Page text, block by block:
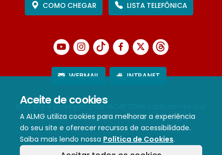
Aceite de cookies
A ALMG utiliza cookies para melhorar a experiência
do seu site e oferecer recursos de acessibilidade.
Saiba mais lendo nossa Política de Cookies.
COMO CHEGAR
LISTA TELEFÔNICA
WEBMAIL INTRANET
Este site é protegido pelo reCAPTCHA (aplicam-se sua
Política de PrivacidadeeTermos de Serviço).
Termos de Uso e Política de Privacidade